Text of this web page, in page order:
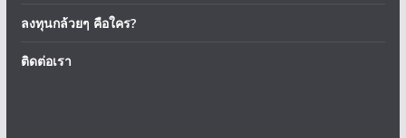
ลงทุนกล้วยๆ คือใคร?
ติดต่อเรา